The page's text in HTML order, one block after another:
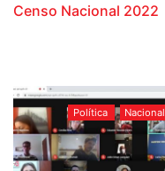
Censo Nacional 2022
Política Nacional